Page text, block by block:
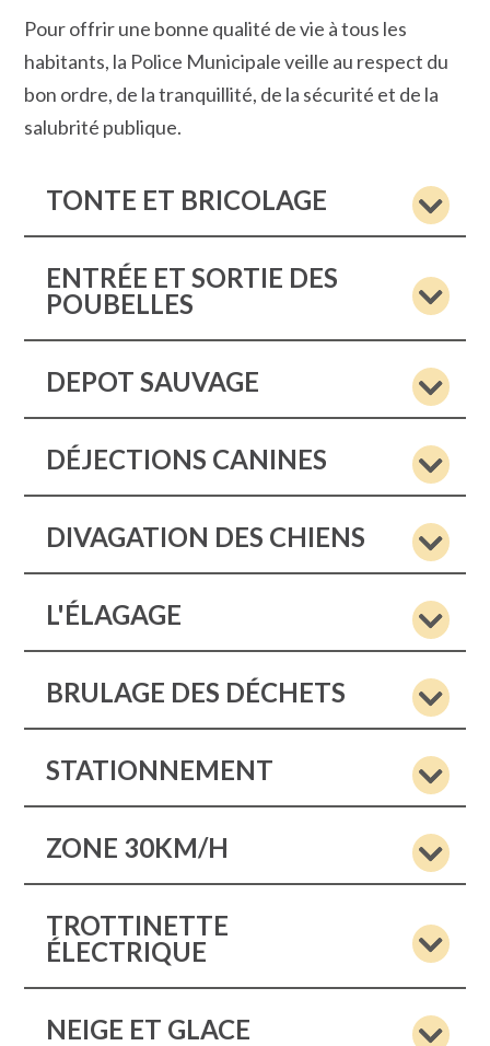
Pour offrir une bonne qualité de vie à tous les
habitants, la Police Municipale veille au respect du
bon ordre, de la tranquillité, de la sécurité et de la
salubrité publique.
TONTE ET BRICOLAGE
ENTRÉE ET SORTIE DES
POUBELLES
DEPOT SAUVAGE
DÉJECTIONS CANINES
DIVAGATION DES CHIENS
L'ÉLAGAGE
BRULAGE DES DÉCHETS
STATIONNEMENT
ZONE 30KM/H
TROTTINETTE
ÉLECTRIQUE
NEIGE ET GLACE